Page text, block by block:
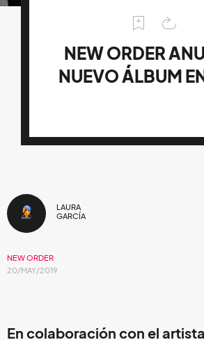
NEW ORDER
NUEVO ÁLBUM
LAURA
GARCÍA
NEW ORDER
20/MAY/2019
En colaboración con el